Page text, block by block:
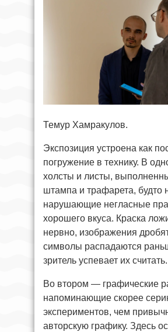
Темур Хамракулов.
Экспозиция устроена как
погружение в технику. В
холсты и листы,
штампа и трафарета, будто
нарушающие негласные
хорошего вкуса. Краска
нервно, изображения
символы распадаются
зритель успевает их считать.
Во втором — графические
напоминающие скорее
экспериментов, чем
авторскую графику. Здесь